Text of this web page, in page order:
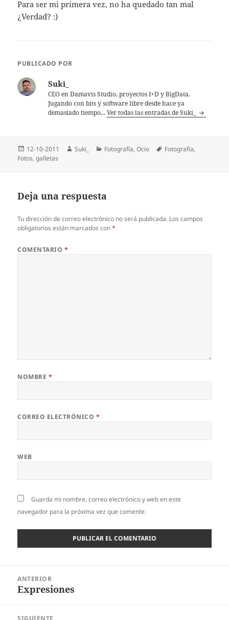
Para ser mi primera vez, no ha quedado tan mal
¿Verdad? :)
PUBLICADO POR
Suki_
CEO en Damavis Studio, proyectos I+D y BigData.
Jugando con bits y software libre desde hace ya
demasiado tiempo...Ver todas las entradas de Suki_
Publicado
el
12-10-2011 Autor
Suki_ Categorías
Fotografí­a,Ocio Etiquetas
Fotografí­a,
Fotos,galletas
Deja una respuesta
Tu dirección de correo electrónico no será publicada. Los campos
obligatorios están marcados con*
COMENTARIO *
NOMBRE *
CORREO ELECTRÓNICO *
WEB
Guarda mi nombre, correo electrónico y web en este
navegador para la próxima vez que comente.
entradas
ANTERIOR
Entrada
Expresiones
SIGUIENTE